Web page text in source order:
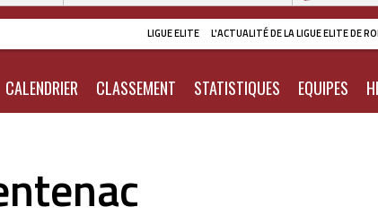
LIGUE ELITE L'ACTUALITÉ DE LA LIGUE ELITE DE
CALENDRIER CLASSEMENT STATISTIQUES EQUIPES